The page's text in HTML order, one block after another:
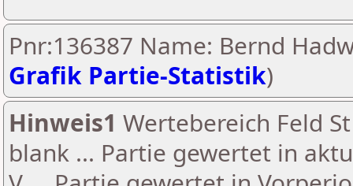
Pnr:136387 Name: Bernd
Grafik Partie-Statistik)
Hinweis1 Wertebereich Feld
blank ... Partie gewertet in